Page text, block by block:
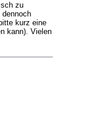
zu
kurz eine
kann). Vielen